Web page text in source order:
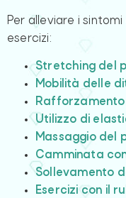
Per alleviare i
esercizi:
Stretching del
Mobilità delle
Utilizzo di
Massaggio del
Camminata
Sollevamento
Esercizi con il